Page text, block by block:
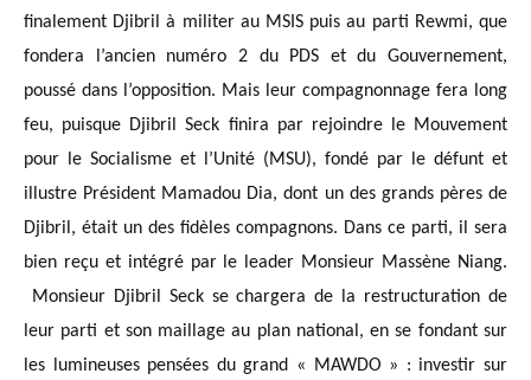
finalement Djibril à militer au MSIS puis au parti Rewmi, que
fondera l’ancien numéro 2 du PDS et du Gouvernement,
poussé dans l’opposition. Mais leur compagnonnage fera long
feu, puisque Djibril Seck finira par rejoindre le Mouvement
pour le Socialisme et l’Unité (MSU), fondé par le défunt et
illustre Président Mamadou Dia, dont un des grands pères de
Djibril, était un des fidèles compagnons. Dans ce parti, il sera
bien reçu et intégré par le leader Monsieur Massène Niang.
Monsieur Djibril Seck se chargera de la restructuration de
leur parti et son maillage au plan national, en se fondant sur
les lumineuses pensées du grand « MAWDO » : investir sur